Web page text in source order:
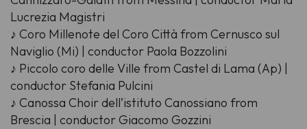
Lucrezia Magistri
♪ Coro Millenote del Coro Città from Cernusco sul
Naviglio (Mi) | conductor Paola Bozzolini
♪ Piccolo coro delle Ville from Castel di Lama (Ap) |
conductor Stefania Pulcini
♪ Canossa Choir dell’istituto Canossiano from
Brescia | conductor Giacomo Gozzini